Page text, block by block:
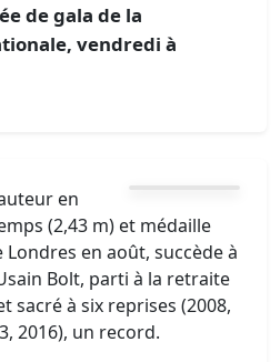
de gala de la
vendredi à
en
(2,43 m) et médaille
Londres en août, succède à
Bolt, parti à la retraite
sacré à six reprises (2008,
2016), un record.